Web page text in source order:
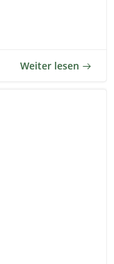
Weiter lesen